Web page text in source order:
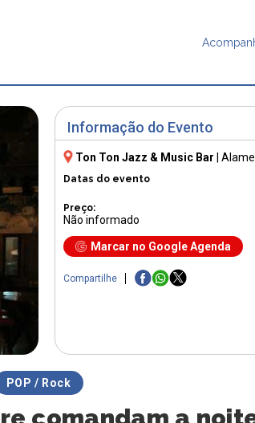
Informação do Evento
Ton Ton Jazz & Music Bar
Datas do evento
Preço:
Não informado
Marcar no Google Agenda
Compartilhe
POP / Rock